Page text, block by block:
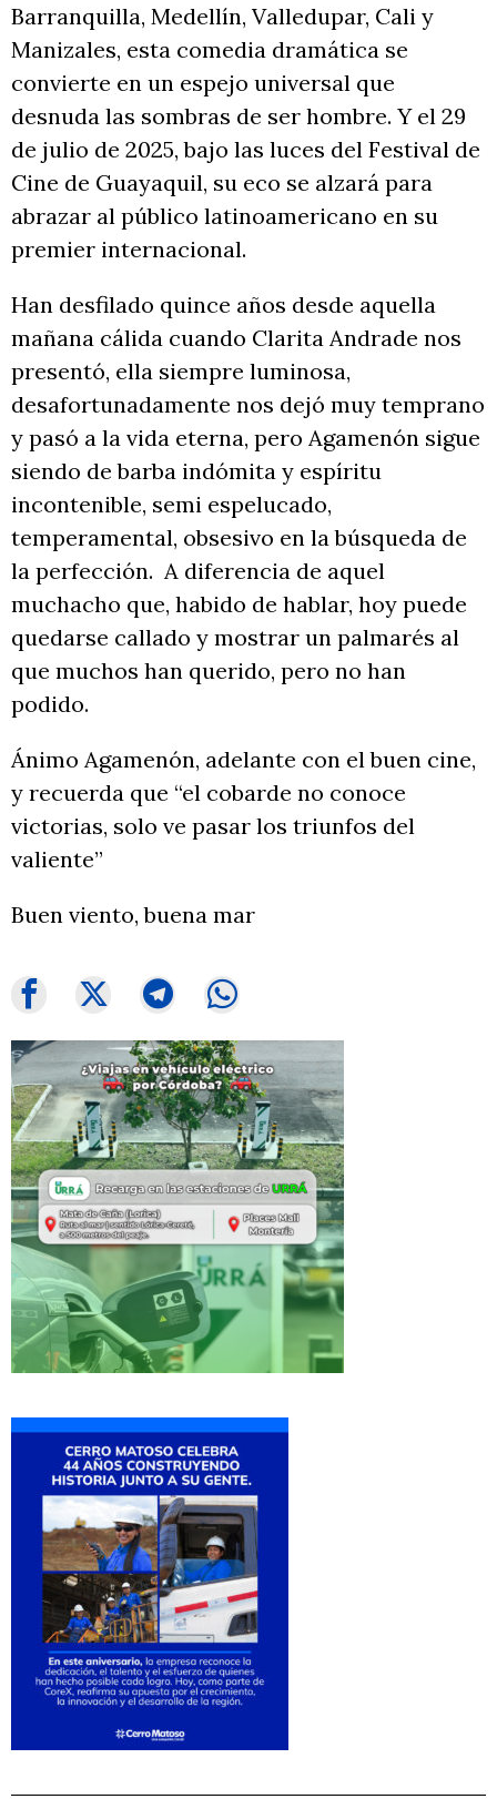
Barranquilla, Medellín, Valledupar, Cali y
Manizales, esta comedia dramática se
convierte en un espejo universal que
desnuda las sombras de ser hombre. Y el 29
de julio de 2025, bajo las luces del Festival de
Cine de Guayaquil, su eco se alzará para
abrazar al público latinoamericano en su
premier internacional.
Han desfilado quince años desde aquella
mañana cálida cuando Clarita Andrade nos
presentó, ella siempre luminosa,
desafortunadamente nos dejó muy temprano
y pasó a la vida eterna, pero Agamenón sigue
siendo de barba indómita y espíritu
incontenible, semi espelucado,
temperamental, obsesivo en la búsqueda de
la perfección. A diferencia de aquel
muchacho que, habido de hablar, hoy puede
quedarse callado y mostrar un palmarés al
que muchos han querido, pero no han
podido.
Ánimo Agamenón, adelante con el buen cine,
y recuerda que “el cobarde no conoce
victorias, solo ve pasar los triunfos del
valiente”
Buen viento, buena mar